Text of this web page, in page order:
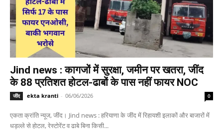
Jind news : कागजों में सुरक्षा, जमीन पर खतरा, जींद
के 88 प्रतिशत होटल-ढाबों के पास नहीं फायर NOC
जींद ekta kranti - 06/06/2026 0
एकता क्रांति न्यूज, जींद। Jind news : हरियाणा के जींद में रिहायशी इलाकों और बाजारों में
धड़ल्ले से होटल, रेस्टोरेंट व ढाबे बिना किसी...